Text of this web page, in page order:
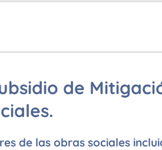
de
de las obras sociales